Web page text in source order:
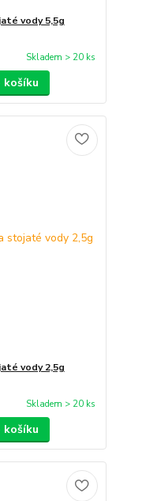
vody 5,5g
Skladem > 20 ks
košíku
vody 2,5g
Skladem > 20 ks
košíku